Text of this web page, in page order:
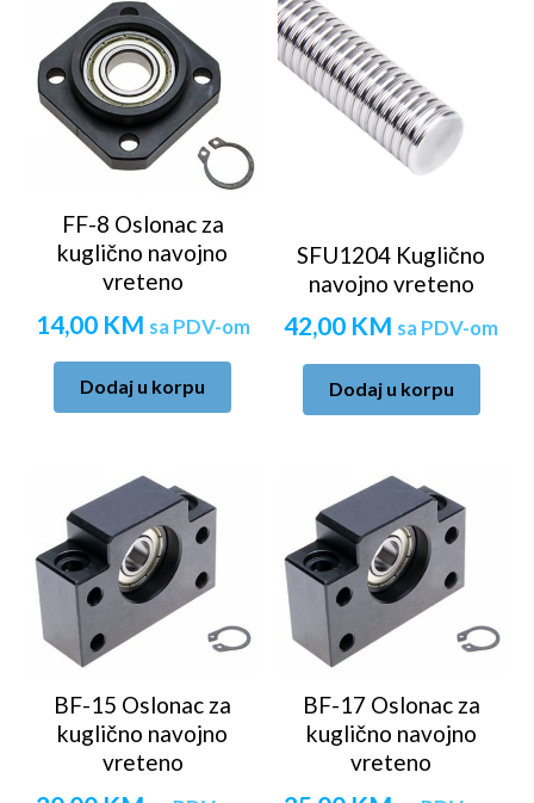
FF-8 Oslonac za
kuglično navojno
vreteno
14,00 KM sa PDV-om
Dodaj u korpu
SFU1204 Kuglično
navojno vreteno
42,00 KM sa PDV-om
Dodaj u korpu
BF-15 Oslonac za
kuglično navojno
vreteno
BF-17 Oslonac za
kuglično navojno
vreteno